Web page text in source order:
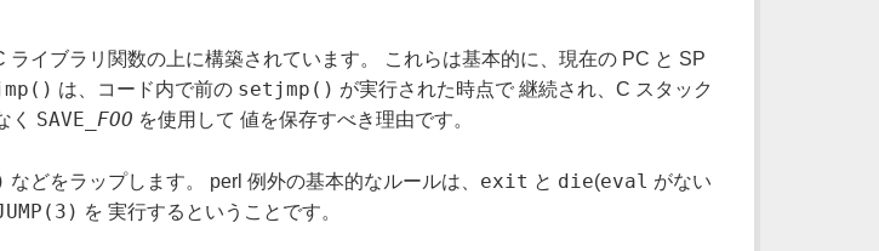
ライブラリ関数の上に構築されています。 これらは基本的に、現在の PC と SP
は、コード内で前の setjmp() が実行された時点で 継続され、C スタック
く SAVE_ FOO を使用して 値を保存すべき理由です。
などをラップします。 perl 例外の基本的なルールは、 exit と die(eval がない
を 実行するということです。